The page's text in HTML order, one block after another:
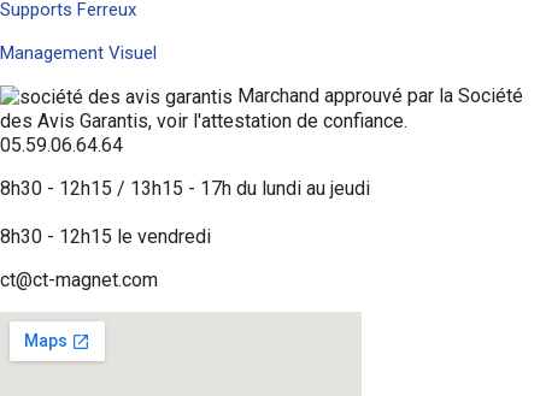
Supports Ferreux
Management Visuel
Marchand approuvé par la Société
des Avis Garantis, voir l'attestation de confiance.
05.59.06.64.64
8h30 - 12h15 / 13h15 - 17h du lundi au jeudi
8h30 - 12h15 le vendredi
ct@ct-magnet.com